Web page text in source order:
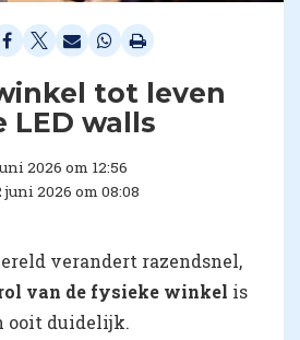
tot leven
LED walls
2026 om 12:56
2026 om 08:08
verandert razendsnel,
van de fysieke winkel is
ooit duidelijk.